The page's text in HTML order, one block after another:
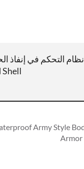
نظام التحكم في إنفاذ
Shell